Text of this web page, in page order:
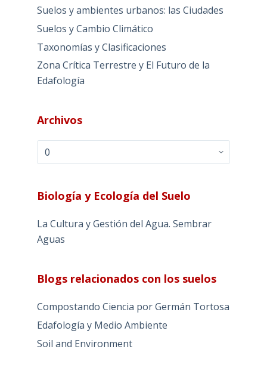
Suelos y ambientes urbanos: las Ciudades
Suelos y Cambio Climático
Taxonomías y Clasificaciones
Zona Crítica Terrestre y El Futuro de la
Edafología
Archivos
Archivos
Biología y Ecología del Suelo
La Cultura y Gestión del Agua. Sembrar
Aguas
Blogs relacionados con los suelos
Compostando Ciencia por Germán Tortosa
Edafología y Medio Ambiente
Soil and Environment